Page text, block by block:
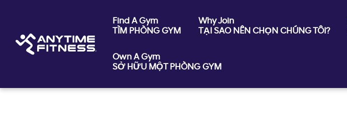
Find A Gym
TÌM PHÒNG GYM
Why Join
TẠI SAO NÊN CHỌN CHÚNG TÔI?
Own A Gym
SỞ HỮU MỘT PHÒNG GYM